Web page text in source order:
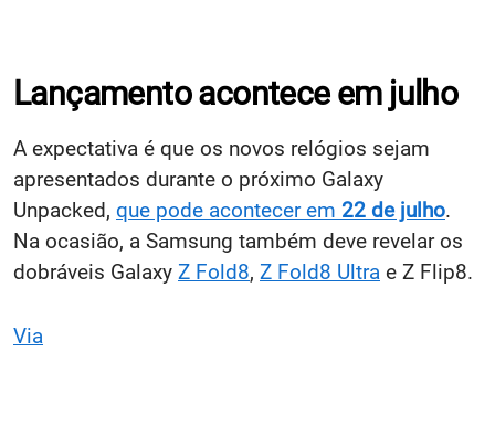
Lançamento acontece em julho
A expectativa é que os novos relógios sejam
apresentados durante o próximo Galaxy
Unpacked, que pode acontecer em 22 de julho.
Na ocasião, a Samsung também deve revelar os
dobráveis Galaxy Z Fold8, Z Fold8 Ultra e Z Flip8.
Via